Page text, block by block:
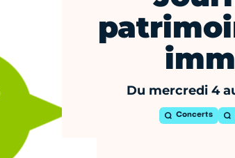
Du mercredi 4
Concerts